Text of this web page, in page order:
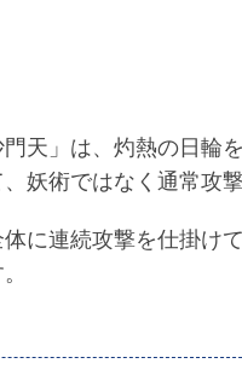
天」は、灼熱の日輪
妖術ではなく通常攻
に連続攻撃を仕掛け